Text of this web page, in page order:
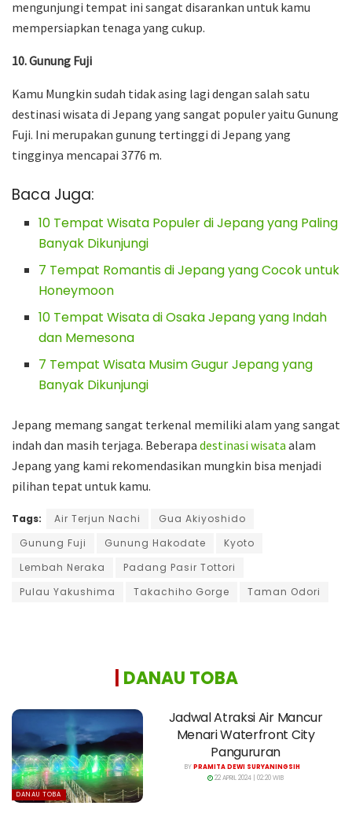
mengunjungi tempat ini sangat disarankan untuk kamu
mempersiapkan tenaga yang cukup.
10. Gunung Fuji
Kamu Mungkin sudah tidak asing lagi dengan salah satu
destinasi wisata di Jepang yang sangat populer yaitu Gunung
Fuji. Ini merupakan gunung tertinggi di Jepang yang
tingginya mencapai 3776 m.
Baca Juga:
10 Tempat Wisata Populer di Jepang yang Paling
Banyak Dikunjungi
7 Tempat Romantis di Jepang yang Cocok untuk
Honeymoon
10 Tempat Wisata di Osaka Jepang yang Indah
dan Memesona
7 Tempat Wisata Musim Gugur Jepang yang
Banyak Dikunjungi
Jepang memang sangat terkenal memiliki alam yang sangat
indah dan masih terjaga. Beberapa destinasi wisata alam
Jepang yang kami rekomendasikan mungkin bisa menjadi
pilihan tepat untuk kamu.
Tags: Air Terjun Nachi
Gua Akiyoshido
Gunung Fuji
Gunung Hakodate
Kyoto
Lembah Neraka
Padang Pasir Tottori
Pulau Yakushima
Takachiho Gorge Taman Odori
DANAU TOBA
DANAU TOBA
Jadwal Atraksi Air Mancur
Menari Waterfront City
Pangururan
BYPRAMITA DEWI SURYANINGSIH
22 APRIL 2024 | 02:20 WIB